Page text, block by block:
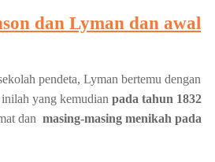
dan Lyman dan awal
pendeta, Lyman bertemu dengan
yang kemudian pada tahun 1832
dan masing-masing menikah pada